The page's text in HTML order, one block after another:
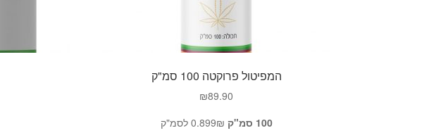
המפיטול פרוקטה 100 סמ"ק
₪89.90
100 סמ"ק